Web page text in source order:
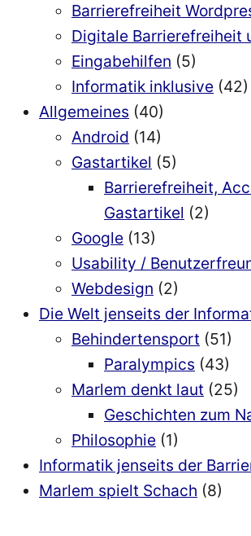
Barrierefreiheit
Digitale Barrierefreiheit
Eingabehilfen (5)
Informatik inklusive (42)
Allgemeines (40)
Android (14)
Gastartikel (5)
Barrierefreiheit,
Gastartikel (2)
Google (13)
Usability /
Webdesign (2)
Die Welt jenseits der
Behindertensport (51)
Paralympics (43)
Marlem denkt laut (25)
Geschichten zum
Philosophie (1)
Informatik jenseits der
Marlem spielt Schach (8)